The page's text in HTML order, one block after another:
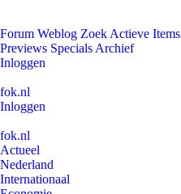
Forum Weblog Zoek Actieve Items
Previews Specials Archief
Inloggen
fok.nl
Inloggen
fok.nl
Actueel
Nederland
Internationaal